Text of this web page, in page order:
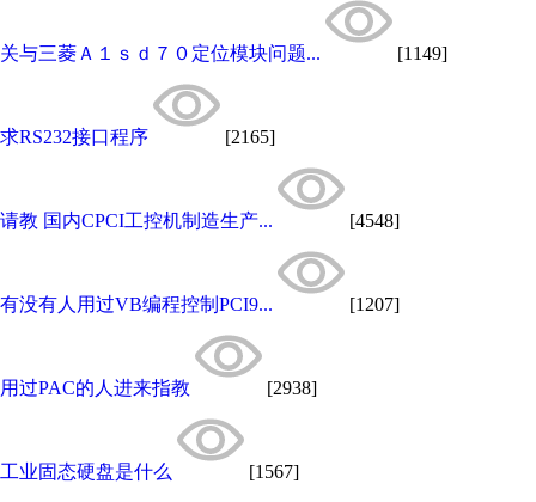
关与三菱Ａ１ｓｄ７０定位模块问题... [1149]
求RS232接口程序 [2165]
请教 国内CPCI工控机制造生产... [4548]
有没有人用过VB编程控制PCI9... [1207]
用过PAC的人进来指教 [2938]
工业固态硬盘是什么 [1567]